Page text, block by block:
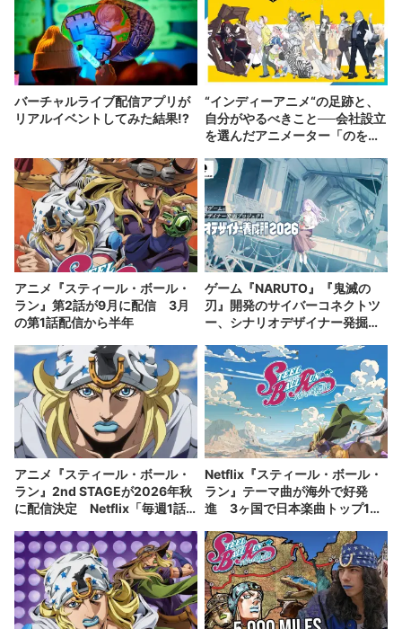
バーチャルライブ配信アプリが
リアルイベントしてみた結果!?
“インディーアニメ“の足跡と、
自分がやるべきこと──会社設立
を選んだアニメーター「のを
アニメ『スティール・ボール・
ラン』第2話が9月に配信 3月
の第1話配信から半年
ゲーム『NARUTO』『鬼滅の
刃』開発のサイバーコネクトツ
ー、シナリオデザイナー発掘企
アニメ『スティール・ボール・
ラン』2nd STAGEが2026年秋
に配信決定 Netflix「毎週1話
Netflix『スティール・ボール・
ラン』テーマ曲が海外で好発
進 3ヶ国で日本楽曲トップ10